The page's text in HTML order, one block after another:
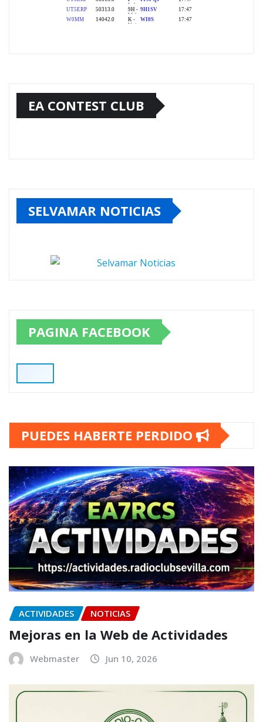
EA CONTEST CLUB
SELVAMAR NOTICIAS
PAGINA FACEBOOK
PUEDES HABERTE PERDIDO
ACTIVIDADES NOTICIAS
Mejoras en la Web de Actividades
Webmaster Jun 10, 2026